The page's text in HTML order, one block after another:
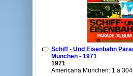
Schiff - Und Eisenbahn
München - 1971
1971
Americana München: 1 à 304